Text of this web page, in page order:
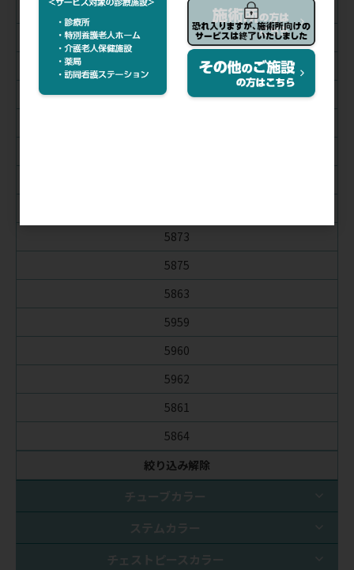
絞り込み解除
5803
5873
5875
5863
5959
5960
5962
5861
5864
チューブカラー
ステムカラー
チェストピースカラー